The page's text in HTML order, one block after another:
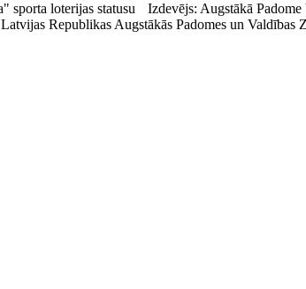
sporta loterijas statusu Izdevējs: Augstākā Padome
Latvijas Republikas Augstākās Padomes un Valdības